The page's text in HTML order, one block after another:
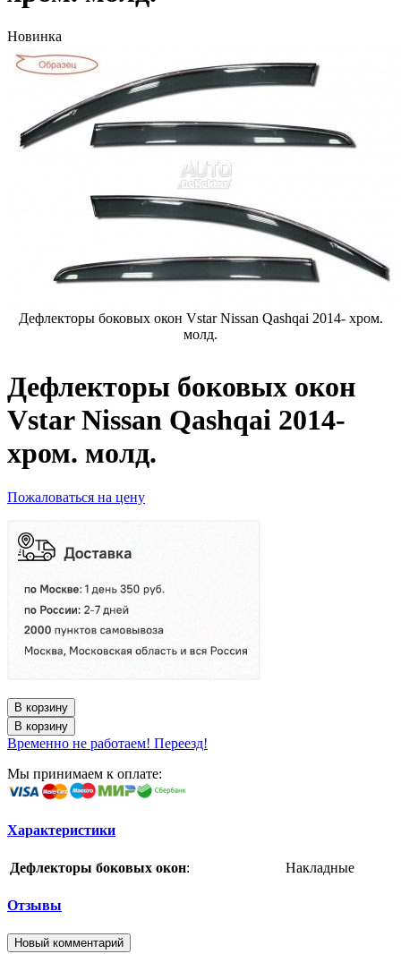
Новинка
Дефлекторы боковых окон Vstar Nissan Qashqai 2014- хром.
молд.
Дефлекторы боковых окон
Vstar Nissan Qashqai 2014-
хром. молд.
Пожаловаться на цену
В корзину
В корзину
Временно не работаем! Переезд!
Мы принимаем к оплате:
Характеристики
Дефлекторы боковых окон: Накладные
Отзывы
Новый комментарий